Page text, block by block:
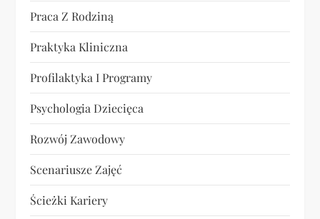
Praca Z Rodziną
Praktyka Kliniczna
Profilaktyka I Programy
Psychologia Dziecięca
Rozwój Zawodowy
Scenariusze Zajęć
Ścieżki Kariery